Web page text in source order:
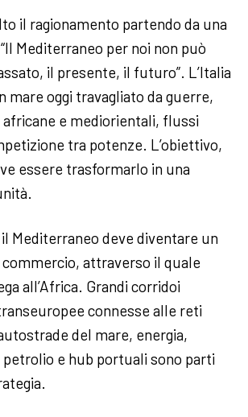
il ragionamento partendo da una
Mediterraneo per noi non può
il presente, il futuro”. L’Italia
mare oggi travagliato da guerre,
e mediorientali, flussi
tra potenze. L’obiettivo,
essere trasformarlo in una
Mediterraneo deve diventare un
attraverso il quale
all’Africa. Grandi corridoi
connesse alle reti
del mare, energia,
e hub portuali sono parti